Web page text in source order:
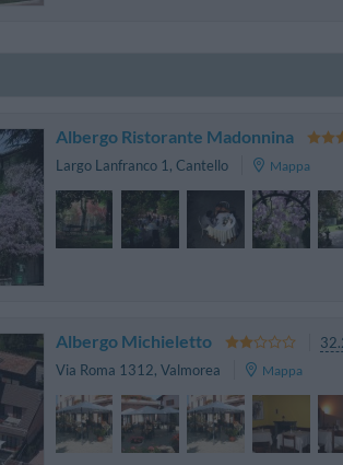
Albergo Ristorante Madonnina
Largo Lanfranco 1 , Cantello Mappa
Albergo Michieletto
Via Roma 1312, Valmorea Mappa